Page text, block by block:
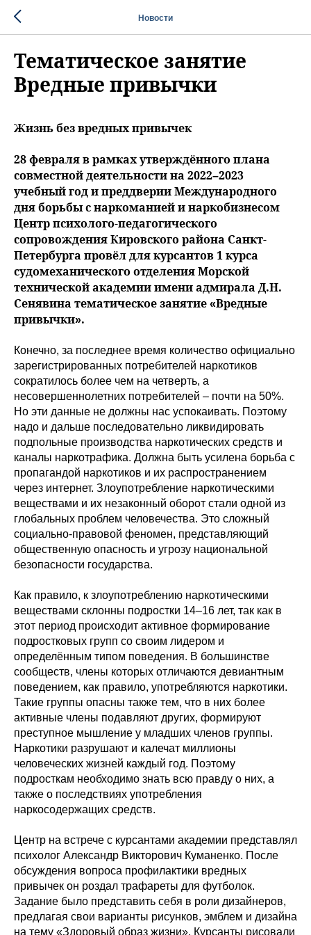
Новости
Тематическое занятие
Вредные привычки
Жизнь без вредных привычек
28 февраля в рамках утверждённого плана
совместной деятельности на 2022–2023
учебный год и преддверии Международного
дня борьбы с наркоманией и наркобизнесом
Центр психолого-педагогического
сопровождения Кировского района Санкт-
Петербурга провёл для курсантов 1 курса
судомеханического отделения Морской
технической академии имени адмирала Д.Н.
Сенявина тематическое занятие «Вредные
привычки».
Конечно, за последнее время количество официально
зарегистрированных потребителей наркотиков
сократилось более чем на четверть, а
несовершеннолетних потребителей – почти на 50%.
Но эти данные не должны нас успокаивать. Поэтому
надо и дальше последовательно ликвидировать
подпольные производства наркотических средств и
каналы наркотрафика. Должна быть усилена борьба с
пропагандой наркотиков и их распространением
через интернет. Злоупотребление наркотическими
веществами и их незаконный оборот стали одной из
глобальных проблем человечества. Это сложный
социально-правовой феномен, представляющий
общественную опасность и угрозу национальной
безопасности государства.
Как правило, к злоупотреблению наркотическими
веществами склонны подростки 14–16 лет, так как в
этот период происходит активное формирование
подростковых групп со своим лидером и
определённым типом поведения. В большинстве
сообществ, члены которых отличаются девиантным
поведением, как правило, употребляются наркотики.
Такие группы опасны также тем, что в них более
активные члены подавляют других, формируют
преступное мышление у младших членов группы.
Наркотики разрушают и калечат миллионы
человеческих жизней каждый год. Поэтому
подросткам необходимо знать всю правду о них, а
также о последствиях употребления
наркосодержащих средств.
Центр на встрече с курсантами академии представлял
психолог Александр Викторович Куманенко. После
обсуждения вопроса профилактики вредных
привычек он роздал трафареты для футболок.
Задание было представить себя в роли дизайнеров,
предлагая свои варианты рисунков, эмблем и дизайна
на тему «Здоровый образ жизни». Курсанты рисовали